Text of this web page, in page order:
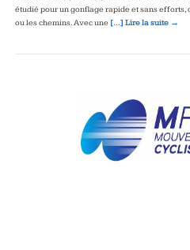
étudié pour un gonflage rapide et sans efforts,
ou les chemins. Avec une […] Lire la suite →